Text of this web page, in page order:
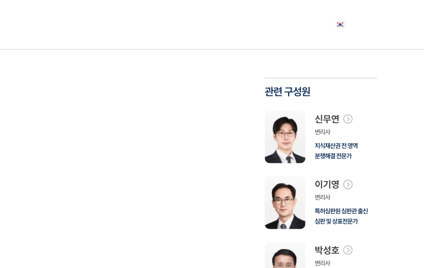
관련 구성원
신무연
변리사
지식재산권 전 영역
분쟁해결 전문가
이기영
변리사
특허심판원 심판관 출신
심판 및 상표전문가
박성호
변리사